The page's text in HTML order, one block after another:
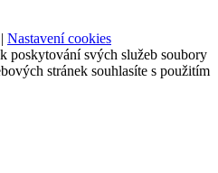
Nastavení cookies
poskytování svých služeb soubory
stránek souhlasíte s použitím